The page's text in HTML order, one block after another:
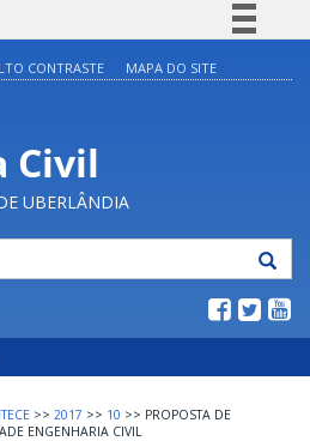
Legislação
Canais
CONTRASTE MAPA DO SITE
Civil
UBERLÂNDIA
>> 2017 >> 10 >> PROPOSTA DE
ENGENHARIA CIVIL